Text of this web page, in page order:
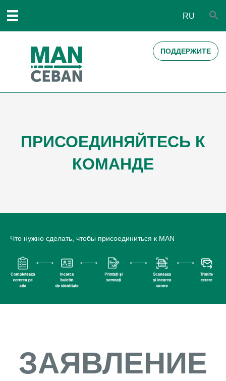
RU
ПОДДЕРЖИТЕ
ПРИСОЕДИНЯЙТЕСЬ К
КОМАНДЕ
Что нужно сделать, чтобы присоединиться к MAN
ЗАЯВЛЕНИЕ